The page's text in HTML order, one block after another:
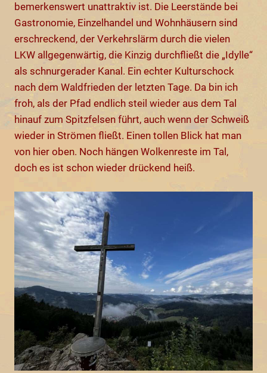
bemerkenswert unattraktiv ist. Die Leerstände bei
Gastronomie, Einzelhandel und Wohnhäusern sind
erschreckend, der Verkehrslärm durch die vielen
LKW allgegenwärtig, die Kinzig durchfließt die „Idylle“
als schnurgerader Kanal. Ein echter Kulturschock
nach dem Waldfrieden der letzten Tage. Da bin ich
froh, als der Pfad endlich steil wieder aus dem Tal
hinauf zum Spitzfelsen führt, auch wenn der Schweiß
wieder in Strömen fließt. Einen tollen Blick hat man
von hier oben. Noch hängen Wolkenreste im Tal,
doch es ist schon wieder drückend heiß.